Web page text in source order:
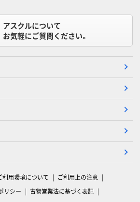
アスクルについて
お気軽にご質問ください。
利用環境について
ご利用上の注意
リシー
古物営業法に基づく表記